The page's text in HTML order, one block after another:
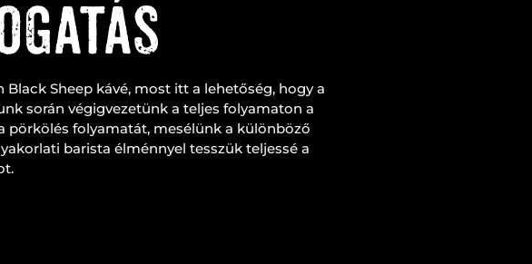
Sheep kávé, most itt a lehetőség, hogy a
során végigvezetünk a teljes folyamaton a
pörkölés folyamatát, mesélünk a különböző
barista élménnyel tesszük teljessé a